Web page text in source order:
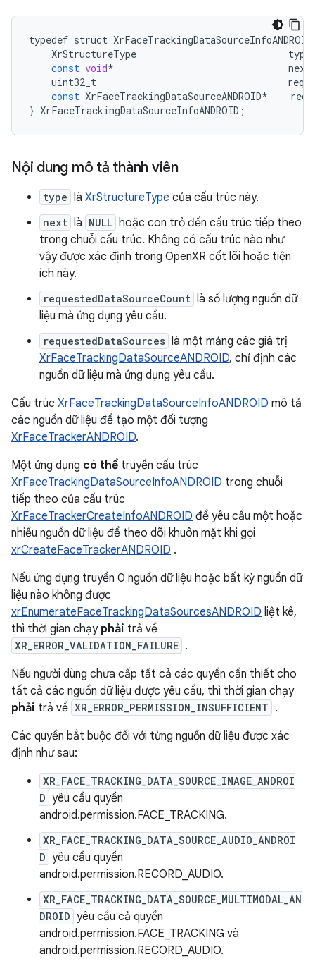
typedef struct XrFaceTrackingDataSourceInfoANDROID
XrStructureType
type
const void* next
uint32_t
const XrFaceTrackingDataSourceANDROID*
} XrFaceTrackingDataSourceInfoANDROID ;
Nội dung mô tả thành viên
type là XrStructureType của cấu trúc này.
next là NULL hoặc con trỏ đến cấu trúc tiếp theo
trong chuỗi cấu trúc. Không có cấu trúc nào như
vậy được xác định trong OpenXR cốt lõi hoặc tiện
ích này.
requestedDataSourceCount là số lượng nguồn dữ
liệu mà ứng dụng yêu cầu.
requestedDataSources là một mảng các giá trị
XrFaceTrackingDataSourceANDROID, chỉ định các
nguồn dữ liệu mà ứng dụng yêu cầu.
Cấu trúc XrFaceTrackingDataSourceInfoANDROID mô tả
các nguồn dữ liệu để tạo một đối tượng
XrFaceTrackerANDROID.
Một ứng dụng có thể truyền cấu trúc
XrFaceTrackingDataSourceInfoANDROID trong chuỗi
tiếp theo của cấu trúc
XrFaceTrackerCreateInfoANDROID để yêu cầu một hoặc
nhiều nguồn dữ liệu để theo dõi khuôn mặt khi gọi
xrCreateFaceTrackerANDROID .
Nếu ứng dụng truyền 0 nguồn dữ liệu hoặc bất kỳ nguồn dữ
liệu nào không được
xrEnumerateFaceTrackingDataSourcesANDROID liệt kê,
thì thời gian chạy phải trả về
XR_ERROR_VALIDATION_FAILURE .
Nếu người dùng chưa cấp tất cả các quyền cần thiết cho
tất cả các nguồn dữ liệu được yêu cầu, thì thời gian chạy
phải trả về XR_ERROR_PERMISSION_INSUFFICIENT .
Các quyền bắt buộc đối với từng nguồn dữ liệu được xác
định như sau:
XR_FACE_TRACKING_DATA_SOURCE_IMAGE_ANDROI
D yêu cầu quyền
android.permission.FACE_TRACKING.
XR_FACE_TRACKING_DATA_SOURCE_AUDIO_ANDROI
D yêu cầu quyền
android.permission.RECORD_AUDIO.
XR_FACE_TRACKING_DATA_SOURCE_MULTIMODAL_AN
DROID yêu cầu cả quyền
android.permission.FACE_TRACKING và
android.permission.RECORD_AUDIO.